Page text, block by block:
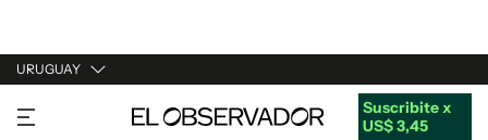
URUGUAY
URUGUAY
Suscribite x
US$ 3,45